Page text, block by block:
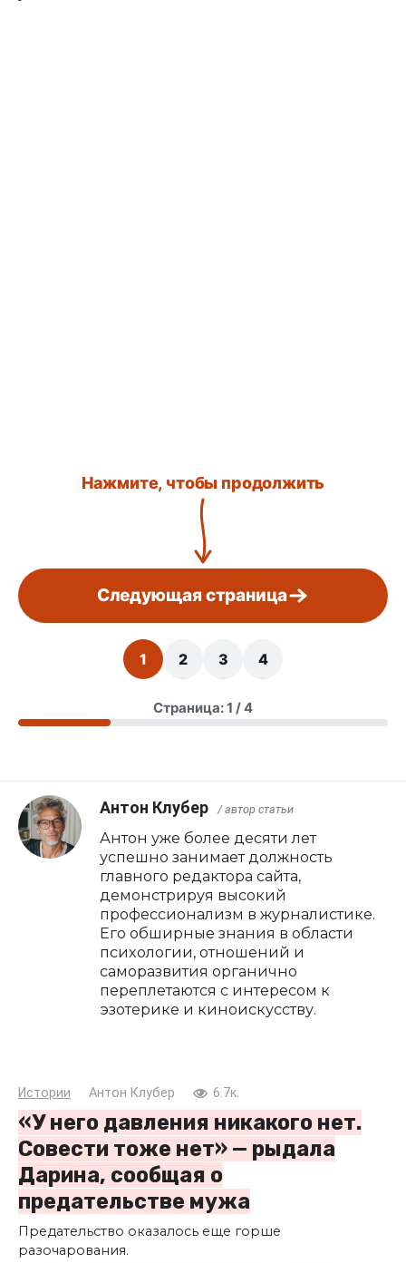
Нажмите, чтобы продолжить
Следующая страница
1 2 3 4
Страница: 1 / 4
Антон Клубер / автор статьи
Антон уже более десяти лет
успешно занимает должность
главного редактора сайта,
демонстрируя высокий
профессионализм в журналистике.
Его обширные знания в области
психологии, отношений и
саморазвития органично
переплетаются с интересом к
эзотерике и киноискусству.
Истории Антон Клубер 6.7к.
«У него давления никакого нет.
Совести тоже нет» — рыдала
Дарина, сообщая о
предательстве мужа
Предательство оказалось еще горше
разочарования.